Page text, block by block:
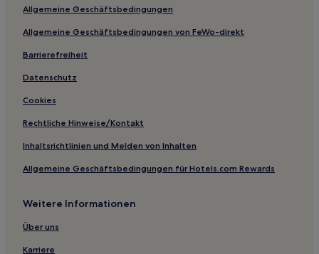
Hotels nahe Smithfield Shopping Centre
Trinity Beach: Hotels
Clifton Beach: Hotels
Woree: Hotels
Hotels nahe Cairns
Earlville: Hotels
Bayview Heights: Hotels
Hotels nahe DFO Cairns
Trinity Park: Hotels
Motels in Cairns
Aparthotels in Cairns
Allgemeine Geschäftsbedingungen
Allgemeine Geschäftsbedingungen von FeWo-direkt
Barrierefreiheit
Datenschutz
Cookies
Rechtliche Hinweise/Kontakt
Inhaltsrichtlinien und Melden von Inhalten
Allgemeine Geschäftsbedingungen für Hotels.com Rewards
Weitere Informationen
Über uns
Karriere